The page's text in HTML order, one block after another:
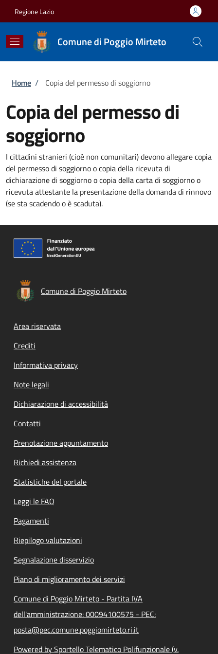
Regione Lazio
Comune di Poggio Mirteto
Briciole di pane
Home / Copia del permesso di soggiorno
Copia del permesso di
soggiorno
I cittadini stranieri (cioè non comunitari) devono allegare copia
del permesso di soggiorno o copia della ricevuta di
dichiarazione di soggiorno o copia della carta di soggiorno o
ricevuta attestante la presentazione della domanda di rinnovo
(se sta scadendo o è scaduta).
Comune di Poggio Mirteto
Footer menu
Area riservata
Crediti
Informativa privacy
Note legali
Dichiarazione di accessibilità
Contatti
Prenotazione appuntamento
Richiedi assistenza
Statistiche del portale
Leggi le FAQ
Pagamenti
Riepilogo valutazioni
Segnalazione disservizio
Piano di miglioramento dei servizi
Comune di Poggio Mirteto - Partita IVA
dell'amministrazione: 00094100575 - PEC:
posta@pec.comune.poggiomirteto.ri.it
Powered by Sportello Telematico Polifunzionale (v.